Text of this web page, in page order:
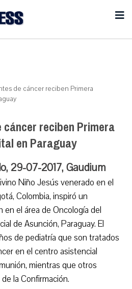
de cáncer reciben Primera
reciben Primera
en Paraguay
29-07-2017, Gaudium
Niño Jesús venerado en el
Colombia, inspiró un
el área de Oncología del
de Asunción, Paraguay. El
de pediatría que son tratados
en el centro asistencial
mientras que otros
la Confirmación.